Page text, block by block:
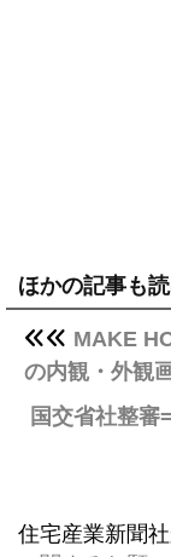
ほかの記事も
MAKE
の内観・外観
国交省社整審
住宅産業新聞